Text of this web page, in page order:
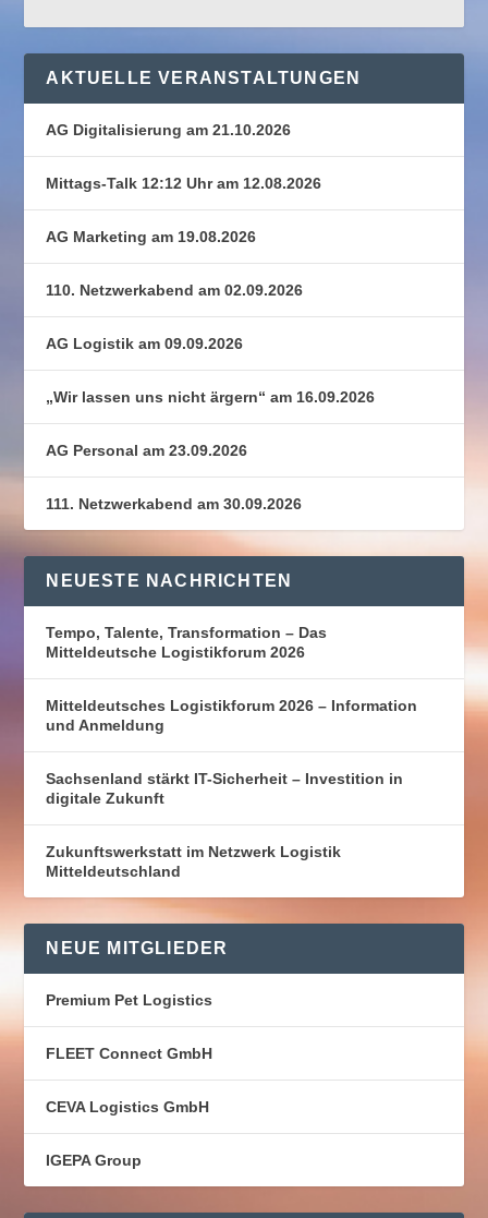
AKTUELLE VERANSTALTUNGEN
AG Digitalisierung am 21.10.2026
Mittags-Talk 12:12 Uhr am 12.08.2026
AG Marketing am 19.08.2026
110. Netzwerkabend am 02.09.2026
AG Logistik am 09.09.2026
„Wir lassen uns nicht ärgern“ am 16.09.2026
AG Personal am 23.09.2026
111. Netzwerkabend am 30.09.2026
NEUESTE NACHRICHTEN
Tempo, Talente, Transformation – Das
Mitteldeutsche Logistikforum 2026
Mitteldeutsches Logistikforum 2026 – Information
und Anmeldung
Sachsenland stärkt IT-Sicherheit – Investition in
digitale Zukunft
Zukunftswerkstatt im Netzwerk Logistik
Mitteldeutschland
NEUE MITGLIEDER
Premium Pet Logistics
FLEET Connect GmbH
CEVA Logistics GmbH
IGEPA Group